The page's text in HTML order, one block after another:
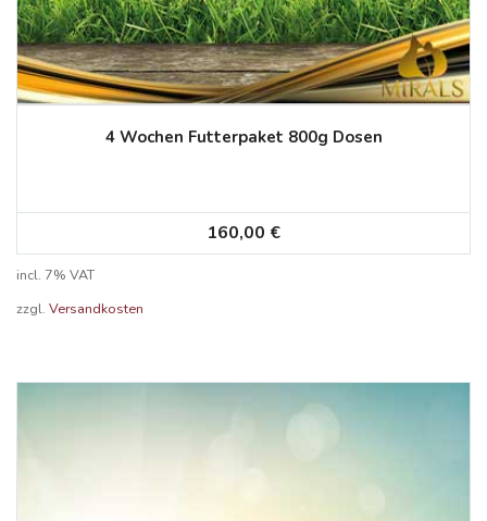
4 Wochen Futterpaket 800g Dosen
160,00 €
incl. 7% VAT
zzgl. Versandkosten